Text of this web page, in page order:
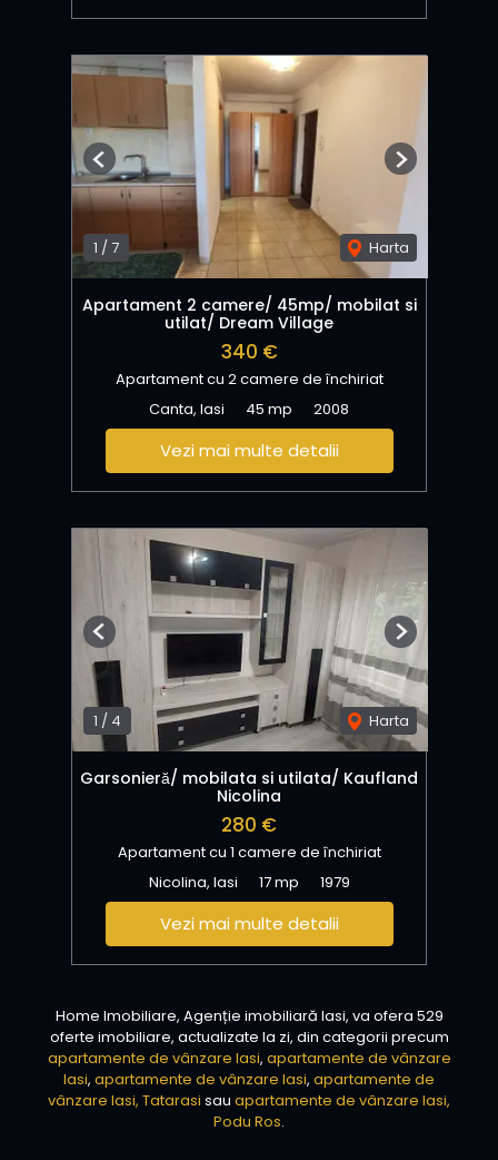
1 / 7 Harta
Previous Next
Apartament 2 camere/ 45mp/ mobilat si
utilat/ Dream Village
340 €
Apartament cu 2 camere de închiriat
Canta, Iasi
45 mp 2008
Vezi mai multe detalii
1 / 4 Harta
Previous Next
Garsonieră/ mobilata si utilata/ Kaufland
Nicolina
280 €
Apartament cu 1 camere de închiriat
Nicolina, Iasi
17 mp 1979
Vezi mai multe detalii
Home Imobiliare, Agenție imobiliară Iasi, va ofera 529
oferte imobiliare, actualizate la zi, din categorii precum
apartamente de vânzare Iasi, apartamente de vânzare
Iasi, apartamente de vânzare Iasi, apartamente de
vânzare Iasi, Tatarasi sau apartamente de vânzare Iasi,
Podu Ros.